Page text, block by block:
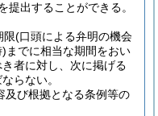
提出することができる。
限(口頭による弁明の機会
) までに相当な期間をおい
者に対し、次に掲げる
らない。
及び根拠となる条例等の